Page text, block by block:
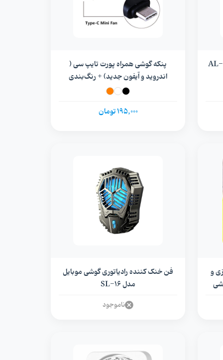
فن خنک کننده گوشی موبایل مدل AL-
پنکه گوشی همراه پورت تایپ سی (
اندروید و آیفون جدید) + رنگ‌بندی
195,000 تومان
و
فن خنک کننده رادیاتوری گوشی موبایل
مدل SL-16
ناموجود